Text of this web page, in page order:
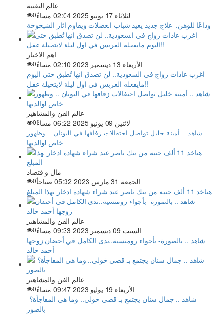
عالم التقنية
الثلاثاء 17 يونيو 2025 02:04 مساءً
0
وداعًا للوهن.. علاج جديد يعيد شباب العضلات ويقاوم آثار الشيخوخة
اهم الاخبار
الأربعاء 13 ديسمبر 2023 02:10 مساءً
0
اغرب عادات زواج في السعودية.. لن تصدق انها تُطبق حتى اليوم
مايفعله العريس في اول ليلة لايتخيلة عقل!!
عالم الفن والمشاهير
الاثنين 09 يونيو 2025 06:22 مساءً
0
شاهد .. أمينة خليل تواصل احتفالات زفافها في اليونان .. وظهور
خاص لوالديها
مال واقتصاد
الجمعة 31 مارس 2023 05:32 صباحاً
0
هتاخد 11 ألف جنيه من بنك ناصر عند شراء شهادة ادخار بهذا المبلغ
عالم الفن والمشاهير
السبت 09 ديسمبر 2023 09:33 مساءً
0
شاهد .. بالصورة- بأجواء رومنسية..ندى الكامل في أحضان زوجها
أحمد خالد
عالم الفن والمشاهير
الأربعاء 19 يوليو 2023 09:47 مساءً
0
شاهد .. جمال سنان يجتمع بـ قصي خولي.. وما هي المفاجأة؟-
بالصور